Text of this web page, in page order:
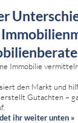
Immobilie
den Markt und
Gutachten –
ihr weiter unten »